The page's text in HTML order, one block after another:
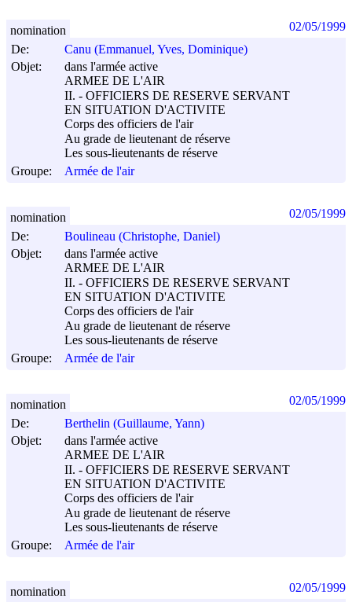
De:
Canu (Emmanuel, Yves, Dominique)
Objet:
dans l'armée active
ARMEE DE L'AIR
II. - OFFICIERS DE RESERVE SERVANT
EN SITUATION D'ACTIVITE
Corps des officiers de l'air
Au grade de lieutenant de réserve
Les sous-lieutenants de réserve
Groupe:
Armée de l'air
nomination 02/05/1999
De:
Boulineau (Christophe, Daniel)
Objet:
dans l'armée active
ARMEE DE L'AIR
II. - OFFICIERS DE RESERVE SERVANT
EN SITUATION D'ACTIVITE
Corps des officiers de l'air
Au grade de lieutenant de réserve
Les sous-lieutenants de réserve
Groupe:
Armée de l'air
nomination 02/05/1999
De:
Berthelin (Guillaume, Yann)
Objet:
dans l'armée active
ARMEE DE L'AIR
II. - OFFICIERS DE RESERVE SERVANT
EN SITUATION D'ACTIVITE
Corps des officiers de l'air
Au grade de lieutenant de réserve
Les sous-lieutenants de réserve
Groupe:
Armée de l'air
nomination 02/05/1999
nomination 02/05/1999